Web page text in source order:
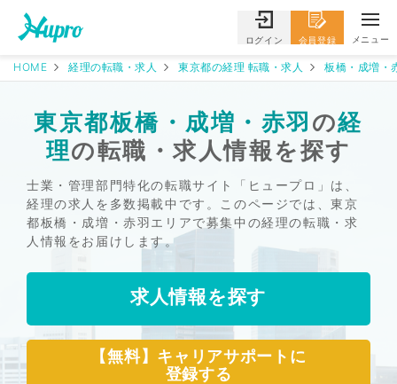
ログイン 会員登録 メニュー
HOME 経理の転職・求人 東京都の経理 転職・求人 板橋・成増・
東京都板橋・成増・赤羽 の経
理の転職・求人情報を探す
士業・管理部門特化の転職サイト「ヒュープロ」は、
経理の求人を多数掲載中です。このページでは、東京
都板橋・成増・赤羽エリアで募集中の経理の転職・求
人情報をお届けします。
求人情報を探す
【無料】キャリアサポートに
登録する